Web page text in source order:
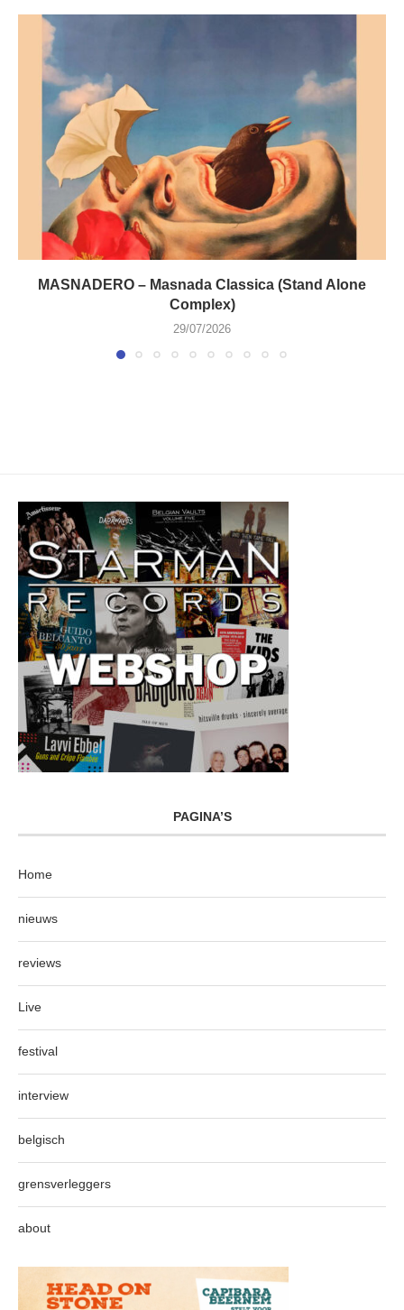
MASNADERO – Masnada Classica (Stand Alone
Complex)
29/07/2026
PAGINA’S
Home
nieuws
reviews
Live
festival
interview
belgisch
grensverleggers
about